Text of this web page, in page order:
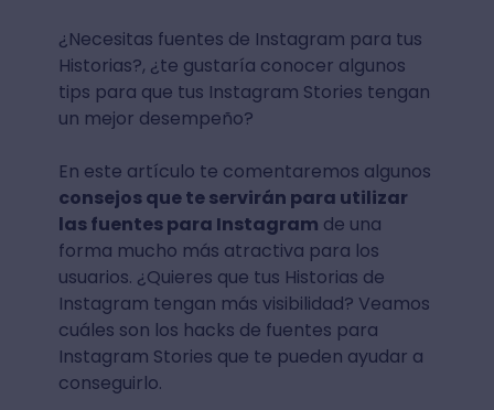
¿Necesitas fuentes de Instagram para tus
Historias?, ¿te gustaría conocer algunos
tips para que tus Instagram Stories tengan
un mejor desempeño?
En este artículo te comentaremos algunos
consejos que te servirán para utilizar
las fuentes para Instagram de una
forma mucho más atractiva para los
usuarios. ¿Quieres que tus Historias de
Instagram tengan más visibilidad? Veamos
cuáles son los hacks de fuentes para
Instagram Stories que te pueden ayudar a
conseguirlo.